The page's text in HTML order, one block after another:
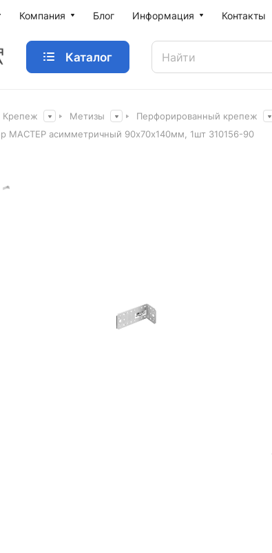
Компания Блог Информация Контакты
Каталог
Крепеж Метизы Перфорированный крепеж
МАСТЕР асимметричный 90х70х140мм, 1шт 310156-90